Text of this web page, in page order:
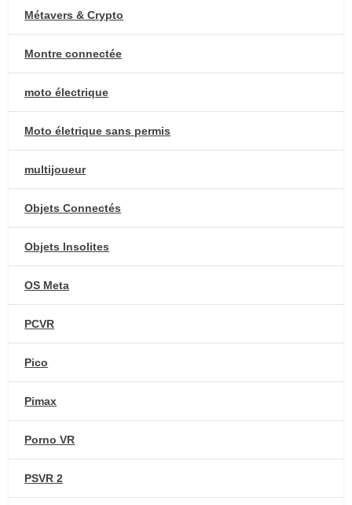
Métavers & Crypto
Montre connectée
moto électrique
Moto életrique sans permis
multijoueur
Objets Connectés
Objets Insolites
OS Meta
PCVR
Pico
Pimax
Porno VR
PSVR 2